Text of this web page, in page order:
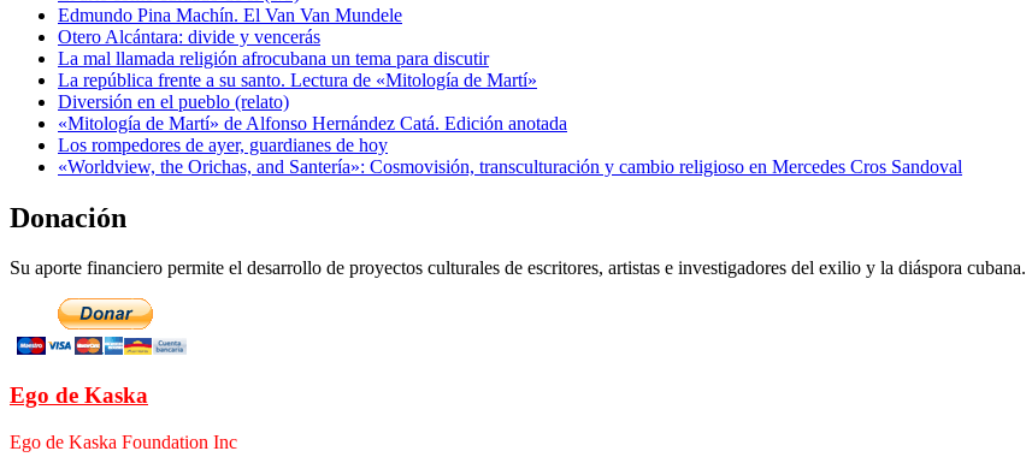
Edmundo Pina Machín. El Van Van Mundele
Otero Alcántara: divide y vencerás
La mal llamada religión afrocubana un tema para discutir
La república frente a su santo. Lectura de «Mitología de Martí»
Diversión en el pueblo (relato)
«Mitología de Martí» de Alfonso Hernández Catá. Edición anotada
Los rompedores de ayer, guardianes de hoy
«Worldview, the Orichas, and Santería»: Cosmovisión, transculturación y cambio religioso en Mercedes Cros Sandoval
Donación
Su aporte financiero permite el desarrollo de proyectos culturales de escritores, artistas e investigadores del exilio y la diáspora cubana.
Ego de Kaska
Ego de Kaska Foundation Inc